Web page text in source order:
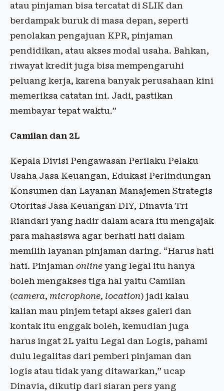
atau pinjaman bisa tercatat di SLIK dan
berdampak buruk di masa depan, seperti
penolakan pengajuan KPR, pinjaman
pendidikan, atau akses modal usaha. Bahkan,
riwayat kredit juga bisa mempengaruhi
peluang kerja, karena banyak perusahaan kini
memeriksa catatan ini. Jadi, pastikan
membayar tepat waktu.”
Camilan dan 2L
Kepala Divisi Pengawasan Perilaku Pelaku
Usaha Jasa Keuangan, Edukasi Perlindungan
Konsumen dan Layanan Manajemen Strategis
Otoritas Jasa Keuangan DIY, Dinavia Tri
Riandari yang hadir dalam acara itu mengajak
para mahasiswa agar berhati hati dalam
memilih layanan pinjaman daring. “Harus hati
hati. Pinjaman online yang legal itu hanya
boleh mengakses tiga hal yaitu Camilan
(camera, microphone, location) jadi kalau
kalian mau pinjem tetapi akses galeri dan
kontak itu enggak boleh, kemudian juga
harus ingat 2L yaitu Legal dan Logis, pahami
dulu legalitas dari pemberi pinjaman dan
logis atau tidak yang ditawarkan,” ucap
Dinavia, dikutip dari siaran pers yang